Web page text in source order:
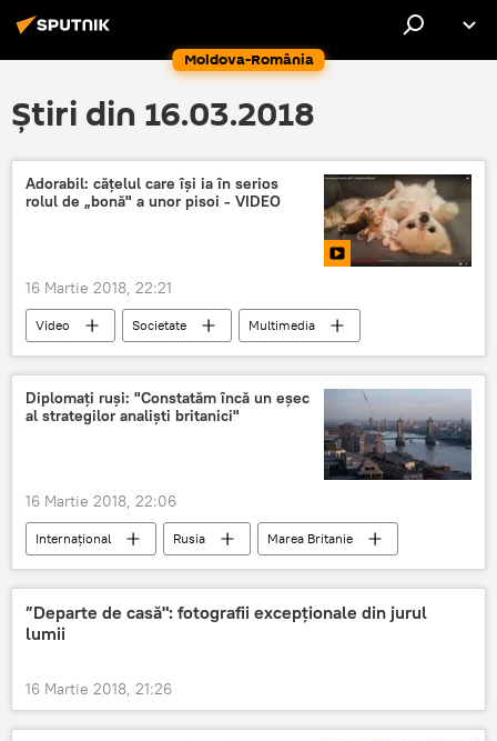
Moldova-România
Știri din 16.03.2018
Adorabil: căţelul care îşi ia în serios
rolul de „bonă" a unor pisoi - VIDEO
16 Martie 2018, 22:21
Video Societate
Multimedia
video
Diplomaţi ruşi: "Constatăm încă un eşec
al strategilor analişti britanici"
16 Martie 2018, 22:06
Internaţional Rusia
Marea Britanie
Moscova
Londra
Regatul Unit
Salisbury
Vladimir Putin
Theresa May
”Departe de casă": fotografii excepționale din jurul
lumii
16 Martie 2018, 21:26